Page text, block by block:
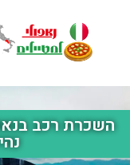
השכרת רכב